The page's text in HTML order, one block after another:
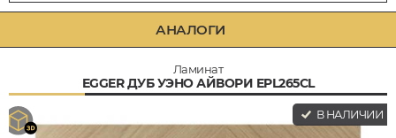
АНАЛОГИ
Ламинат
EGGER ДУБ УЭНО АЙВОРИ EPL265CL
В НАЛИЧИИ